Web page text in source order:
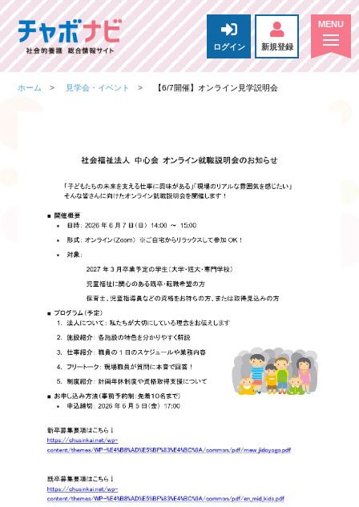
ログイン 新規登録
ホーム 見学会・イベント 【6/7開催】オンライン見学説明会